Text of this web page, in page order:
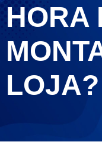
HORA
LOJA?